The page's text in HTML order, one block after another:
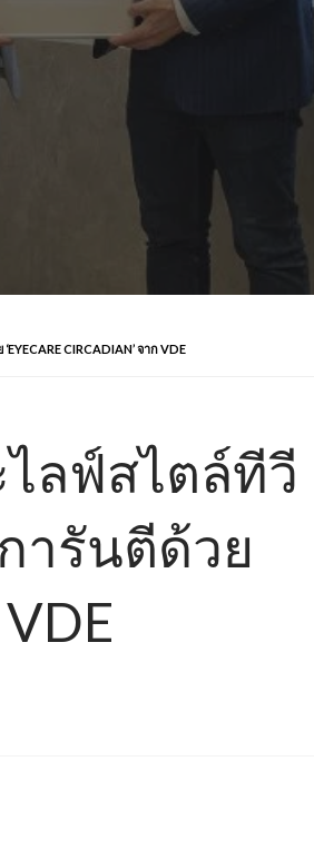
CIRCADIAN’ จาก VDE
ไลฟ์สไตล์ทีวี
ารันตีด้วย